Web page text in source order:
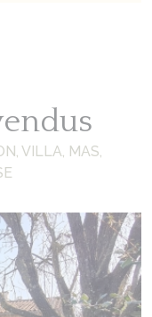
VILLA, MAS,